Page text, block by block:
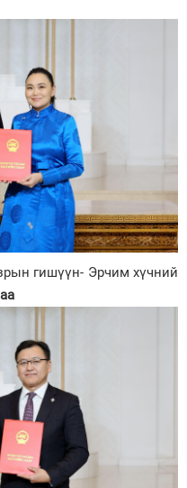
гишүүн- Эрчим хүчний